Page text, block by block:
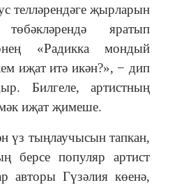
телләрендәге җырларын
яратып
«Радикка мондый
иҗат итә икән?», − дип
Билгеле, артистның
иҗат җимеше.
үз тыңлаучысын тапкан,
берсе популяр артист
авторы Гүзәлия көенә,